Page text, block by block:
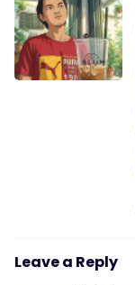
Leave a Reply